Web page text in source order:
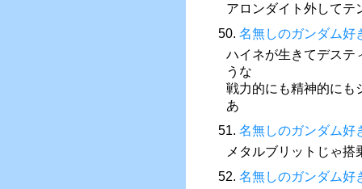
アロンダイト外してテ
50. 名無しのガンダム好
ハイネが生きてデステ
うな
戦力的にも精神的にも
あ
51. 名無しのガンダム好
メタルブリットじゃ
52. 名無しのガンダム好